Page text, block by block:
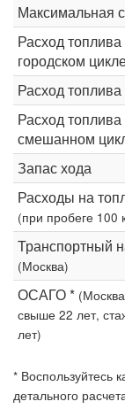
Максимальная
Расход топлива
городском
Расход
Расход топлива
смешанном
Запас хода
Расходы на
(при пробеге 100
Транспортный
(Москва)
ОСАГО *
свыше 22 лет,
лет)
* Воспользуйтесь
детального